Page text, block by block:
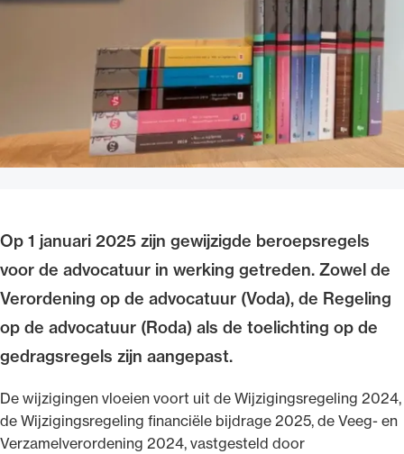
Op 1 januari 2025 zijn gewijzigde beroepsregels
voor de advocatuur in werking getreden. Zowel de
Verordening op de advocatuur (Voda), de Regeling
op de advocatuur (Roda) als de toelichting op de
gedragsregels zijn aangepast.
De wijzigingen vloeien voort uit de Wijzigingsregeling 2024,
de Wijzigingsregeling financiële bijdrage 2025, de Veeg- en
Verzamelverordening 2024, vastgesteld door
Uitgelicht
Alle wet- en regelgeving voor de advocatuur.
Van de Advocatenwet tot de Verordening op
de advocatuur (Voda) en de Regeling op de
advocatuur (Roda).